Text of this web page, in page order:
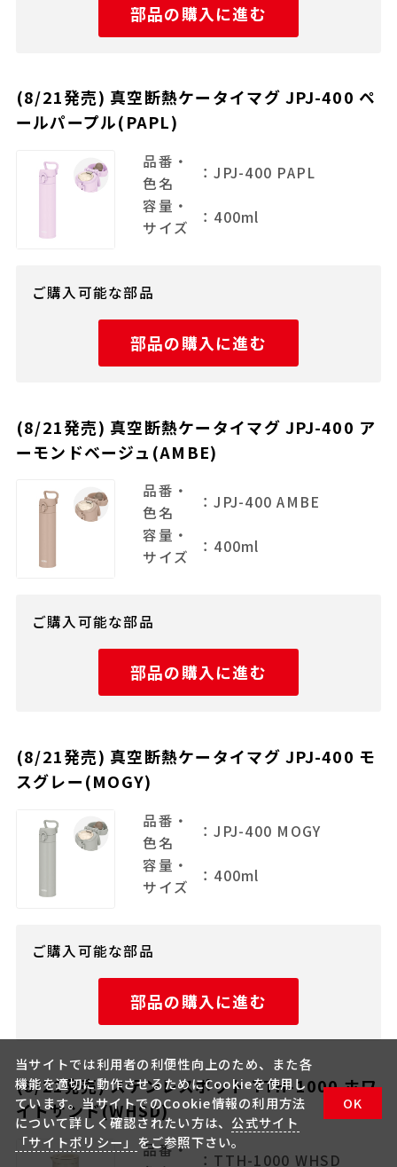
部品の購入に進む
(8/21発売) 真空断熱ケータイマグ JPJ-400 ペ
ールパープル(PAPL)
品番・
色名
：JPJ-400 PAPL
容量・
サイズ
：400ml
ご購入可能な部品
部品の購入に進む
(8/21発売) 真空断熱ケータイマグ JPJ-400 ア
ーモンドベージュ(AMBE)
品番・
色名
：JPJ-400 AMBE
容量・
サイズ
：400ml
ご購入可能な部品
部品の購入に進む
(8/21発売) 真空断熱ケータイマグ JPJ-400 モ
スグレー(MOGY)
品番・
色名
：JPJ-400 MOGY
容量・
サイズ
：400ml
ご購入可能な部品
部品の購入に進む
(8/21発売) ステンレスポット TTH-1000 ホワ
イトサンド(WHSD)
品番・
：TTH-1000 WHSD
当サイトでは利用者の利便性向上のため、また各
機能を適切に動作させるためにCookieを使用し
ています。当サイトでのCookie情報の利用方法
について詳しく確認されたい方は、 公式サイト
「サイトポリシー」 をご参照下さい。
OK